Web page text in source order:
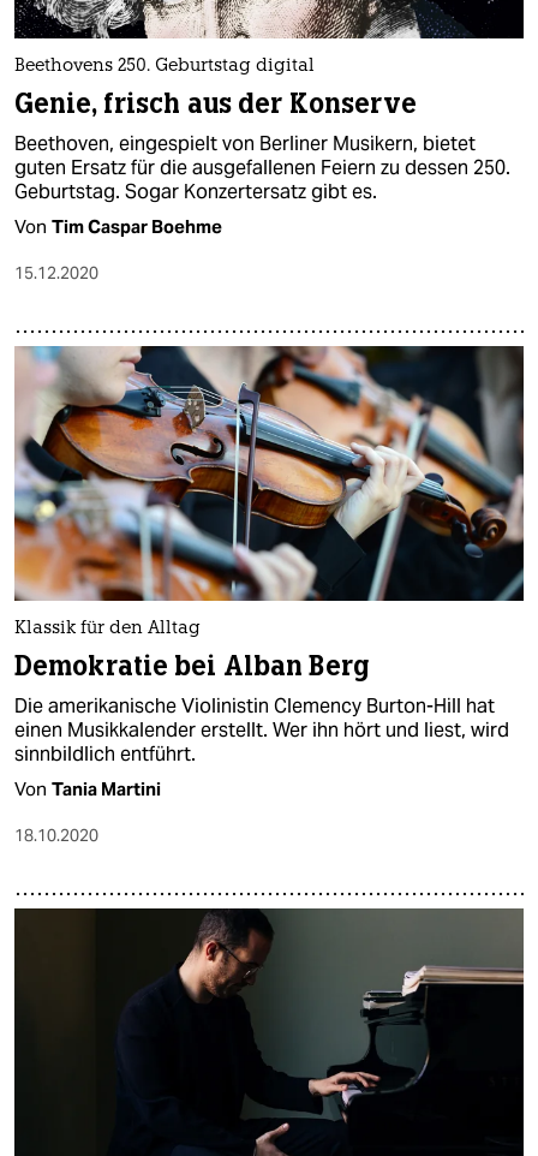
Beethovens 250. Geburtstag digital
Genie, frisch aus der Konserve
Beethoven, eingespielt von Berliner Musikern, bietet
guten Ersatz für die ausgefallenen Feiern zu dessen 250.
Geburtstag. Sogar Konzertersatz gibt es.
Von Tim Caspar Boehme
15.12.2020
Klassik für den Alltag
Demokratie bei Alban Berg
Die amerikanische Violinistin Clemency Burton-Hill hat
einen Musikkalender erstellt. Wer ihn hört und liest, wird
sinnbildlich entführt.
Von Tania Martini
18.10.2020